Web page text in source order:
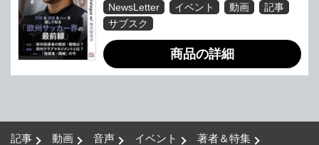
NewsLetter イベント 動画
記事
サブスク
商品の詳細
記事 動画 音声 イベント
著者＆特集